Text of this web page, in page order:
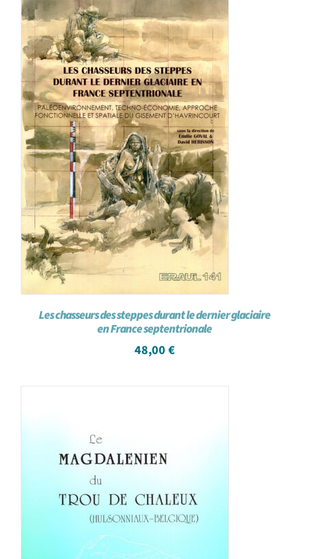
Les chasseurs des steppes durant le dernier glaciaire
en France septentrionale
48,00 €